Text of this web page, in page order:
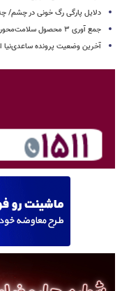
دلایل پارگی رگ خونی در چشم/
جمع آوری ۳ محصول سلامت‌محور از بازار/ اسامی
آخرین وضعیت پرونده ساعدی‌نیا